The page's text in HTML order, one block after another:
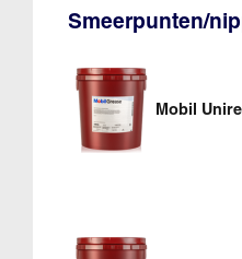
Smeerpunten/
Mobil